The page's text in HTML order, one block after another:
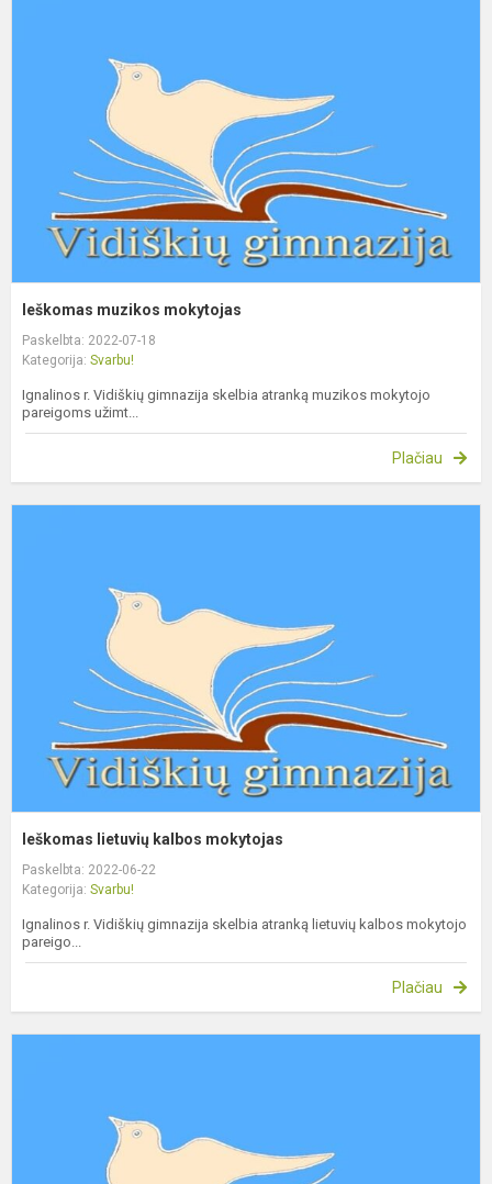
Ieškomas muzikos mokytojas
Paskelbta: 2022-07-18
Kategorija: Svarbu!
Ignalinos r. Vidiškių gimnazija skelbia atranką muzikos mokytojo
pareigoms užimt...
Plačiau
Ieškomas lietuvių kalbos mokytojas
Paskelbta: 2022-06-22
Kategorija: Svarbu!
Ignalinos r. Vidiškių gimnazija skelbia atranką lietuvių kalbos mokytojo
pareigo...
Plačiau